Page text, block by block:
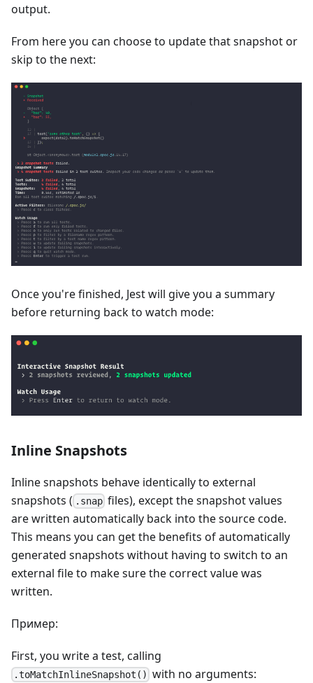
output.
From here you can choose to update that snapshot or
skip to the next:
Once you're finished, Jest will give you a summary
before returning back to watch mode:
Inline Snapshots
Inline snapshots behave identically to external
snapshots ( .snap files), except the snapshot values
are written automatically back into the source code.
This means you can get the benefits of automatically
generated snapshots without having to switch to an
external file to make sure the correct value was
written.
Пример:
First, you write a test, calling
.toMatchInlineSnapshot() with no arguments: